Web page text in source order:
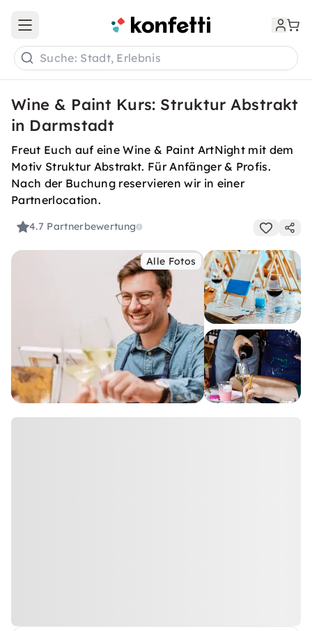
Open main menu
Suche: Stadt, Erlebnis
Wine & Paint Kurs: Struktur Abstrakt
in Darmstadt
Freut Euch auf eine Wine & Paint ArtNight mit dem
Motiv Struktur Abstrakt. Für Anfänger & Profis.
Nach der Buchung reservieren wir in einer
Partnerlocation.
4.7 Partnerbewertung
Alle Fotos